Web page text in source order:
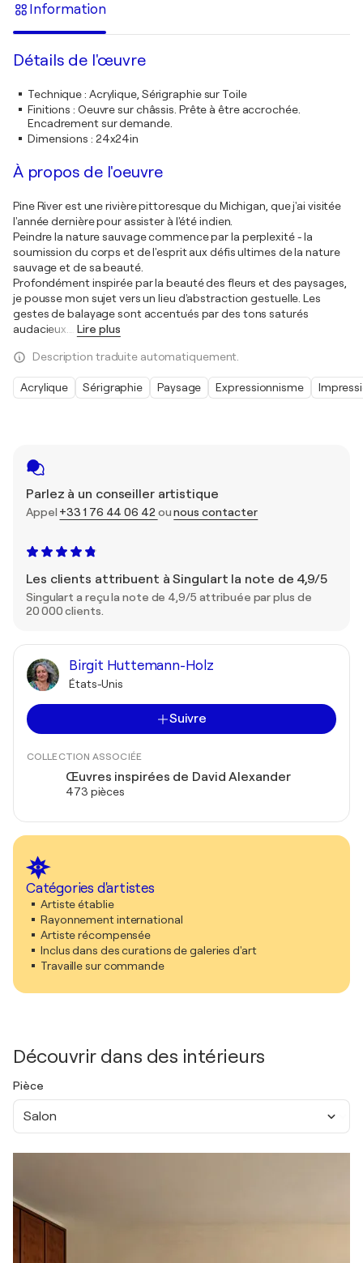
Parlez à un conseiller artistique
Appel +33 1 76 44 06 42 ounous contacter
Les clients attribuent à Singulart la note de 4,9/5
Singulart a reçu la note de 4,9/5 attribuée par plus de
20 000 clients.
Birgit Huttemann-Holz
États-Unis
Suivre
COLLECTION ASSOCIÉE
Œuvres inspirées de David Alexander
473 pièces
Catégories d'artistes
Artiste établie
Rayonnement international
Artiste récompensée
Inclus dans des curations de galeries d'art
Travaille sur commande
Découvrir dans des intérieurs
Pièce
Salon
Information
Détails de l'œuvre
Technique: Acrylique, Sérigraphie sur Toile
Finitions : Oeuvre sur châssis. Prête à être accrochée.
Encadrement sur demande.
Dimensions : 24x24in
À propos de l'oeuvre
Pine River est une rivière pittoresque du Michigan, que j'ai visitée
l'année dernière pour assister à l'été indien.
Peindre la nature sauvage commence par la perplexité - la
soumission du corps et de l'esprit aux défis ultimes de la nature
sauvage et de sa beauté.
Profondément inspirée par la beauté des fleurs et des paysages,
je pousse mon sujet vers un lieu d'abstraction gestuelle. Les
gestes de balayage sont accentués par des tons saturés
audacieux.
Lire plus
Description traduite automatiquement.
Acrylique Sérigraphie Paysage Expressionnisme